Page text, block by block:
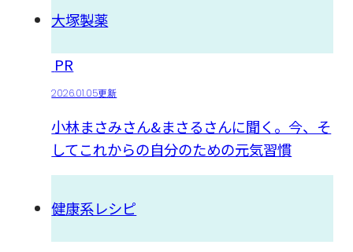
大塚製薬
PR
2026.01.05更新
小林まさみさん&まさるさんに聞く。今、そ
してこれからの自分のための元気習慣
健康系レシピ